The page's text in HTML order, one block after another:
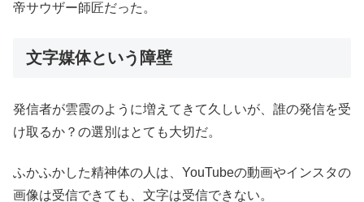
帝サウザー師匠だった。
文字媒体という障壁
発信者が雲霞のように増えてきて久しいが、誰の発信を受
け取るか？の選別はとても大切だ。
ふかふかした精神体の人は、YouTubeの動画やインスタの
画像は受信できても、文字は受信できない。